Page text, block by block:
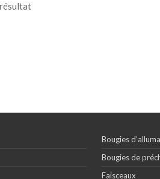
Bougies
Bougies de
Faisceaux